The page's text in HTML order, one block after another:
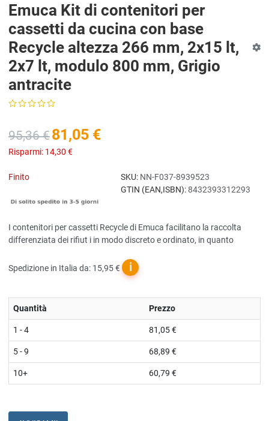
Emuca Kit di contenitori per
cassetti da cucina con base
Recycle altezza 266 mm, 2x15 lt,
2x7 lt, modulo 800 mm, Grigio
antracite
95,36 €81,05 €
Risparmi: 14,30 €
Finito SKU: NN-F037-8939523
GTIN (EAN,ISBN): 8432393312293
I contenitori per cassetti Recycle di Emuca facilitano la raccolta
differenziata dei rifiut i in modo discreto e ordinato, in quanto
Spedizione in Italia da: 15,95 € ℹ
Quantità Prezzo
1 - 4 81,05 €
5 - 9 68,89 €
10+ 60,79 €